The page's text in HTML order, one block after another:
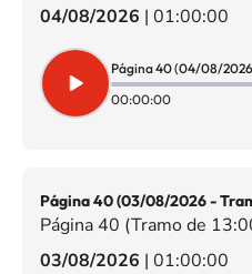
04/08/2026 | 01:00:00
00:00:00
Página 40 (03/08/2026 -
Página 40 (Tramo de
03/08/2026 | 01:00:00